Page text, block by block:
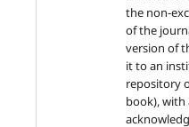
the non-
of the
version of
it to an
repository
book), with